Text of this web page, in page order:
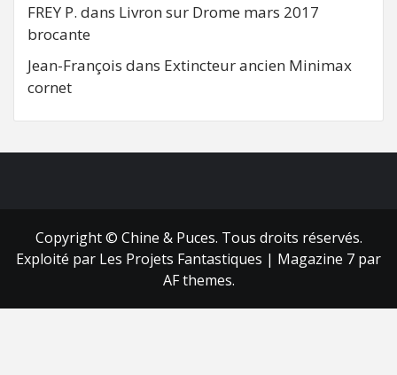
FREY P. dans Livron sur Drome mars 2017
brocante
Jean-François dans Extincteur ancien Minimax
cornet
Copyright © Chine & Puces. Tous droits réservés.
Exploité par Les Projets Fantastiques | Magazine 7 par
AF themes.